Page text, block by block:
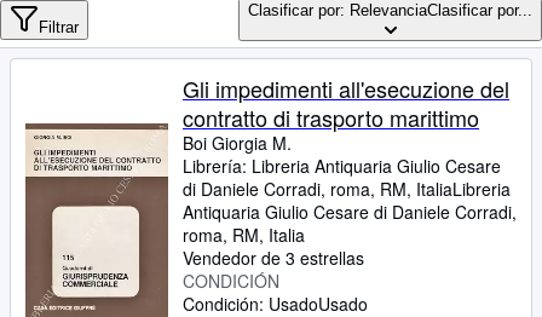
Libros antiguos
Comenzar a vender
CERRAR
Filtrar
Clasificar por: RelevanciaClasificar por...
Gli impedimenti all'esecuzione del
contratto di trasporto marittimo
Boi Giorgia M.
Librería: Libreria Antiquaria Giulio Cesare
di Daniele Corradi, roma, RM, ItaliaLibreria
Antiquaria Giulio Cesare di Daniele Corradi,
roma, RM, Italia
Vendedor de 3 estrellas
CONDICIÓN
Condición: UsadoUsado